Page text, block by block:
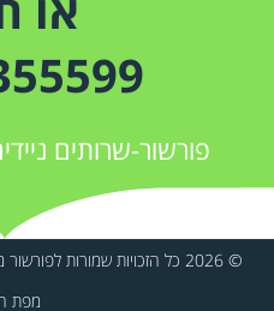
פורשור-שרותים
© 2026 כל הזכויות שמורות לפורשור מומחים בע״מ. פורשור-שרותים ניידים.
מפת